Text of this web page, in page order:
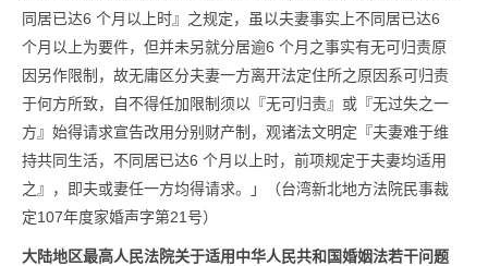
同居已达6 个月以上时』之规定，虽以夫妻事实上不同居已达6
个月以上为要件，但并未另就分居逾6 个月之事实有无可归责原
因另作限制，故无庸区分夫妻一方离开法定住所之原因系可归责
于何方所致，自不得任加限制须以『无可归责』或『无过失之一
方』始得请求宣告改用分别财产制，观诸法文明定『夫妻难于维
持共同生活，不同居已达6 个月以上时，前项规定于夫妻均适用
之』，即夫或妻任一方均得请求。」（台湾新北地方法院民事裁
定107年度家婚声字第21号）
大陆地区最高人民法院关于适用中华人民共和国婚姻法若干问题